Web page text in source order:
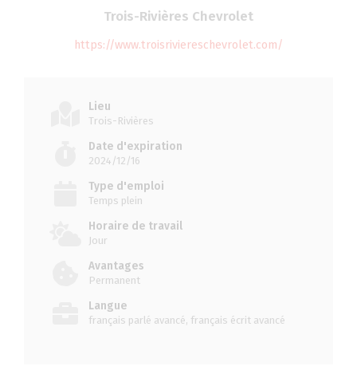
Trois-Rivières Chevrolet
https://www.troisriviereschevrolet.com/
Lieu
Trois-Rivières
Date d'expiration
2024/12/16
Type d'emploi
Temps plein
Horaire de travail
Jour
Avantages
Permanent
Langue
français parlé avancé, français écrit avancé